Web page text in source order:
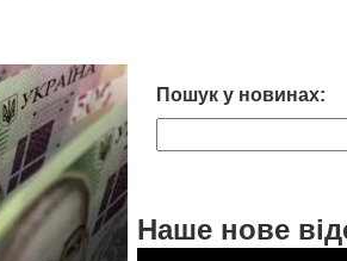
Пошук у новинах:
Наше нове